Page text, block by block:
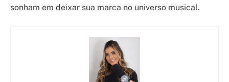
sonham em deixar sua marca no universo musical.